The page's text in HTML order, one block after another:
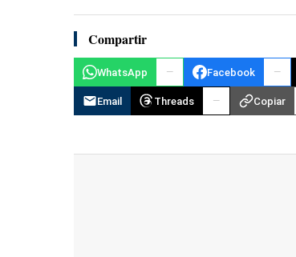
Compartir
WhatsApp Facebook
Email Threads Copiar